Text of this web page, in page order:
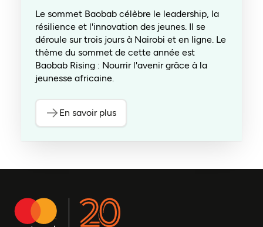
Le sommet Baobab célèbre le leadership, la
résilience et l'innovation des jeunes. Il se
déroule sur trois jours à Nairobi et en ligne. Le
thème du sommet de cette année est
Baobab Rising : Nourrir l'avenir grâce à la
jeunesse africaine.
En savoir plus